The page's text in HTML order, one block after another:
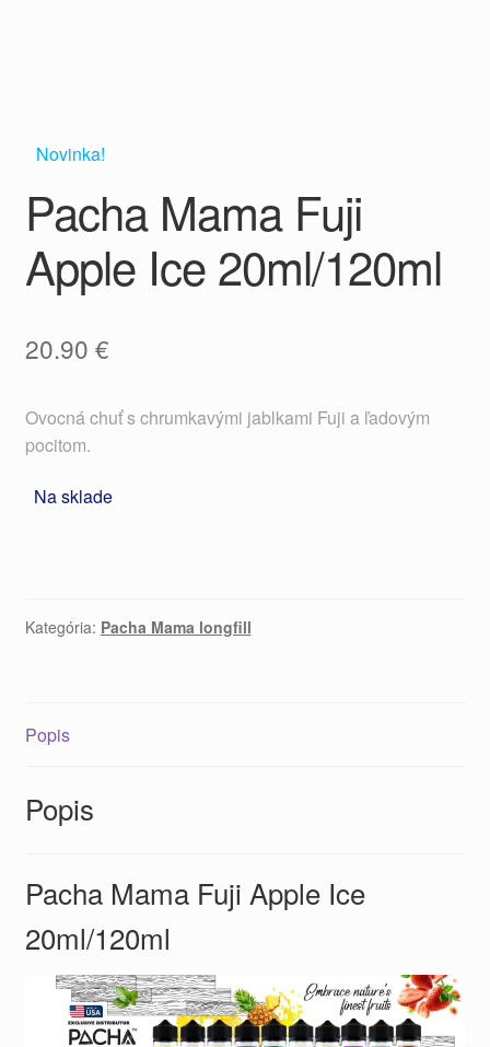
Novinka!
Pacha Mama Fuji
Apple Ice 20ml/120ml
20.90 €
Ovocná chuť s chrumkavými jablkami Fuji a ľadovým
pocitom.
Na sklade
Kategória: Pacha Mama longfill
Popis
Popis
Pacha Mama Fuji Apple Ice
20ml/120ml